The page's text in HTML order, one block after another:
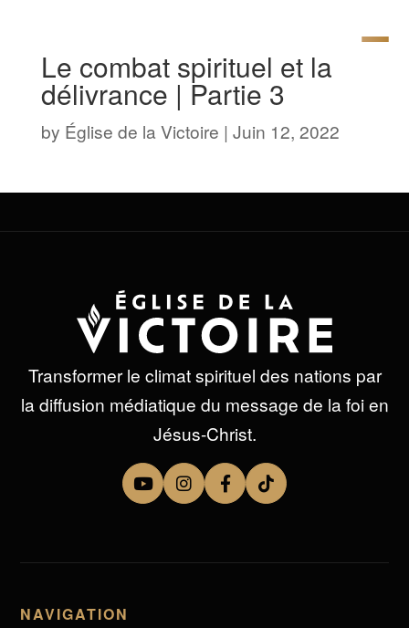
Le combat spirituel et la
délivrance | Partie 3
by Église de la Victoire | Juin 12, 2022
Transformer le climat spirituel des nations par
la diffusion médiatique du message de la foi en
Jésus-Christ.
NAVIGATION